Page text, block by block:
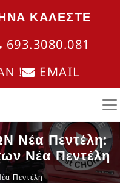
ΚΑΛΈΣΤΕ
693.3080.081
!
EMAIL
Νέα Πεντέλη:
Νέα Πεντέλη
Πεντέλη